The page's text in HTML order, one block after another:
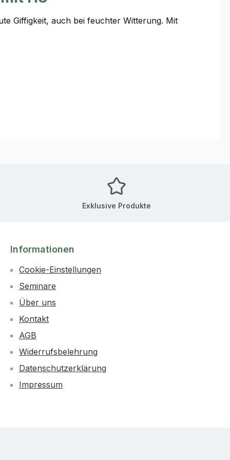
Giffigkeit, auch bei feuchter Witterung. Mit
Exklusive Produkte
Informationen
Cookie-Einstellungen
Seminare
Über uns
Kontakt
AGB
Widerrufsbelehrung
Datenschutzerklärung
Impressum